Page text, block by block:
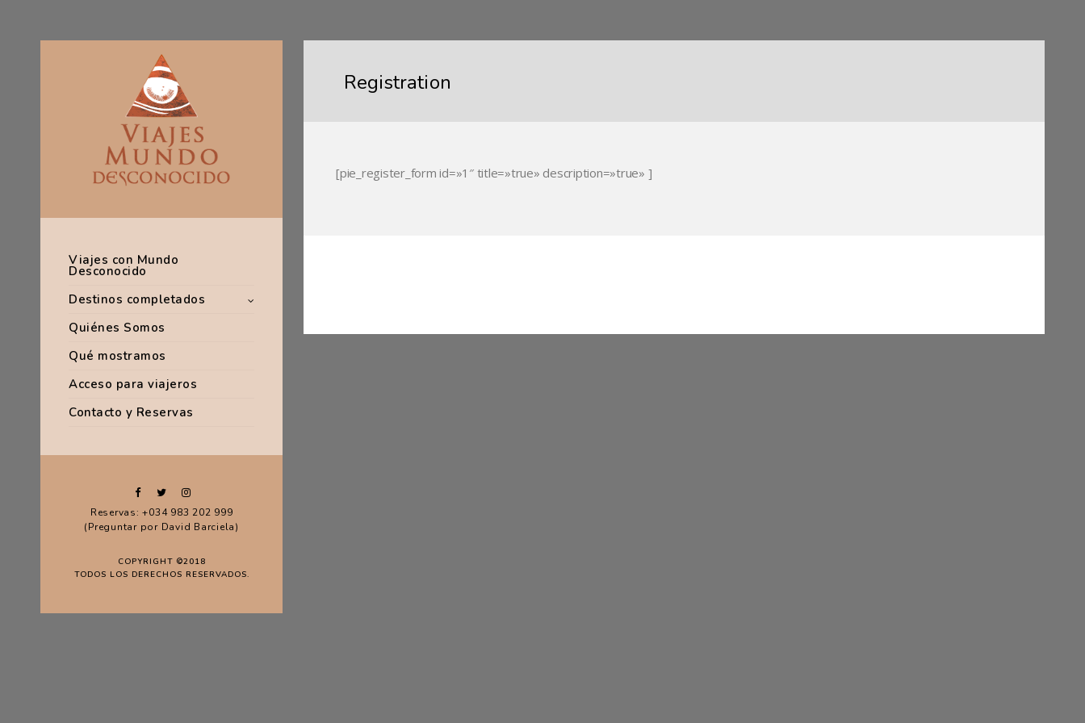
Viajes con Mundo
Desconocido
Destinos completados
Quiénes Somos
Qué mostramos
Acceso para viajeros
Contacto y Reservas
Reservas: +034 983 202 999
(Preguntar por David Barciela)
COPYRIGHT ©2018
TODOS LOS DERECHOS RESERVADOS.
Registration
[pie_register_form id=»1″ title=»true» description=»true» ]